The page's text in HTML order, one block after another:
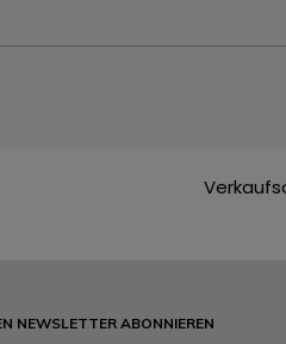
NEWSLETTER ABONNIEREN